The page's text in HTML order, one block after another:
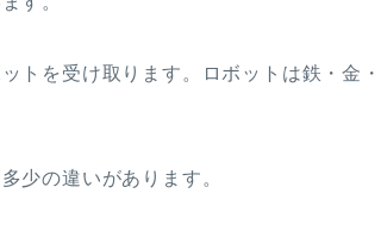
トを受け取ります。ロボットは鉄・金・
少の違いがあります。